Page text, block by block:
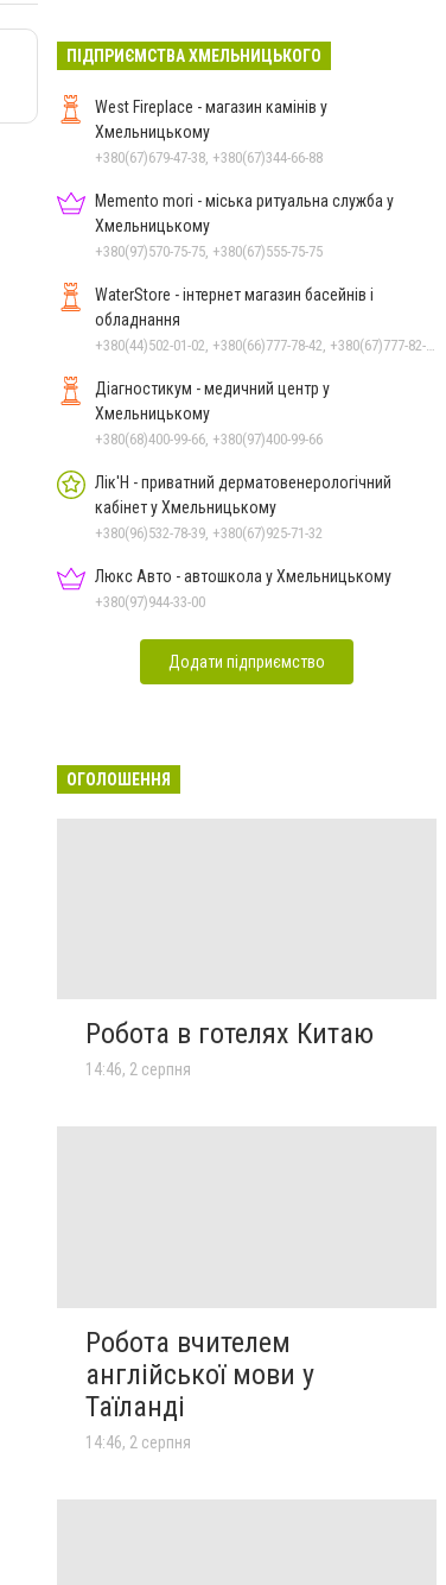
протипухлинному центрі
запрацював новий
томограф
Паперовий флот замість
Чорноморського: як реальні
втрати Росії перетворилися
на дитячу аплікацію
ПІДПРИЄМСТВА ХМЕЛЬНИЦЬКОГО
West Fireplace - магазин камінів у
Хмельницькому
+380(67)679-47-38, +380(67)344-66-88
Memento mori - міська ритуальна служба у
Хмельницькому
+380(97)570-75-75, +380(67)555-75-75
WaterStore - інтернет магазин басейнів і
обладнання
+380(44)502-01-02, +380(66)777-78-42, +380(67)777-82-19, +380(67)890-80-80, +380(73)890-80-80, +380(44)502-01-03
Діагностикум - медичний центр у
Хмельницькому
+380(68)400-99-66, +380(97)400-99-66
Лік'Н - приватний дерматовенерологічний
кабінет у Хмельницькому
+380(96)532-78-39, +380(67)925-71-32
Люкс Авто - автошкола у Хмельницькому
+380(97)944-33-00
Додати підприємство
ОГОЛОШЕННЯ
Робота в готелях Китаю
14:46, 2 серпня
Робота вчителем
англійської мови у
Таїланді
14:46, 2 серпня